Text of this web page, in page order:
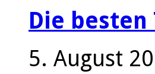
Die besten
5. August